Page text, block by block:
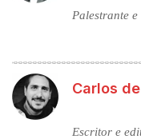
Palestrante
Carlos
Escritor e